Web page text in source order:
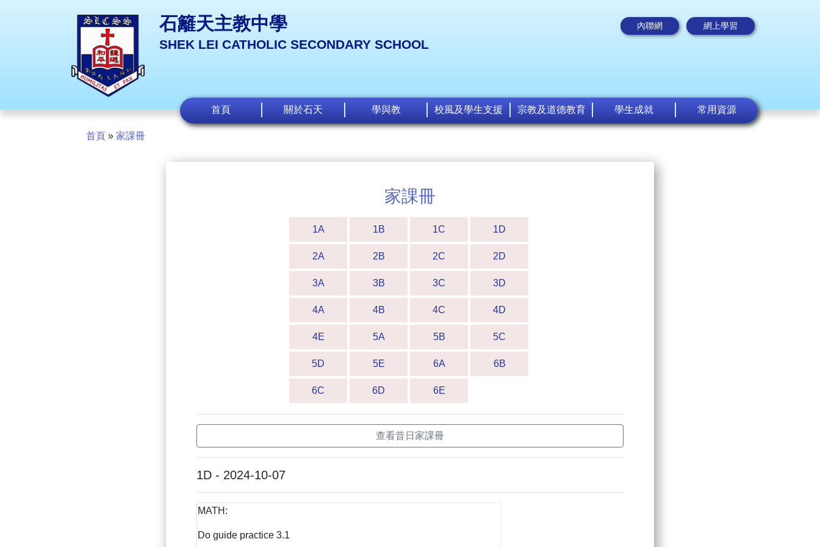
石籬天主教中學
SHEK LEI CATHOLIC SECONDARY SCHOOL
內聯網 網上學習
首頁 關於石天 學與教 校風及學生支援 宗教及道德教育 學生成就 常用資源
首頁 » 家課冊
家課冊
1A 1B 1C 1D
2A 2B 2C 2D
3A 3B 3C 3D
4A 4B 4C 4D
4E 5A 5B 5C
5D 5E 6A 6B
6C 6D 6E
查看昔日家課冊
1D - 2024-10-07
MATH:
Do guide practice 3.1